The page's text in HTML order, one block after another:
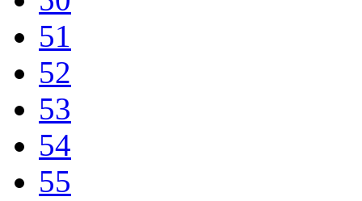
51
52
53
54
55